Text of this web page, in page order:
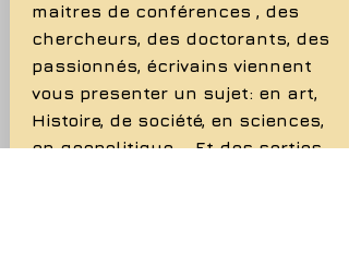
maitres de conférences , des
chercheurs, des doctorants, des
passionnés, écrivains viennent
vous presenter un sujet: en art,
Histoire, de société, en sciences,
en geopolitique…. Et des sorties